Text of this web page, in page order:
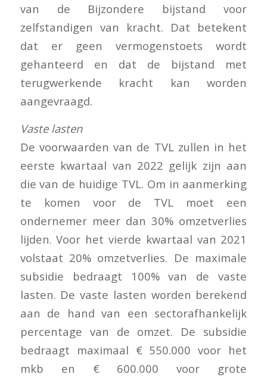
van de Bijzondere bijstand voor
zelfstandigen van kracht. Dat betekent
dat er geen vermogenstoets wordt
gehanteerd en dat de bijstand met
terugwerkende kracht kan worden
aangevraagd.
Vaste lasten
De voorwaarden van de TVL zullen in het
eerste kwartaal van 2022 gelijk zijn aan
die van de huidige TVL. Om in aanmerking
te komen voor de TVL moet een
ondernemer meer dan 30% omzetverlies
lijden. Voor het vierde kwartaal van 2021
volstaat 20% omzetverlies. De maximale
subsidie bedraagt 100% van de vaste
lasten. De vaste lasten worden berekend
aan de hand van een sectorafhankelijk
percentage van de omzet. De subsidie
bedraagt maximaal € 550.000 voor het
mkb en € 600.000 voor grote